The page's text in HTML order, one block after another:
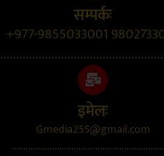
सम्पर्कः
+977-9855033001
इमेलः
Gmedia255@gmail.com